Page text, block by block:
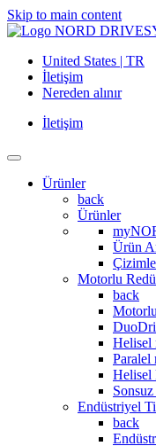
Skip to main content
United States | TR
İletişim
Nereden alınır
İletişim
Ürünler
back
Ürünler
Ürün
Motorlu
back
Helisel
Paralel
Helisel
Endüstriyel
back